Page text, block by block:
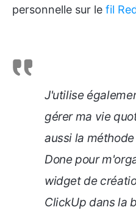
personnelle sur le fil
J'utilise
gérer ma vie
aussi la
Done pour
widget de
ClickUp dans la